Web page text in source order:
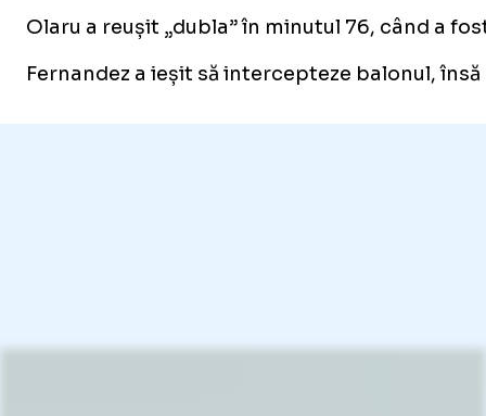
Unmute
Olaru a reușit „dubla” în minutul 76, când a
Fernandez a ieșit să intercepteze balonul,